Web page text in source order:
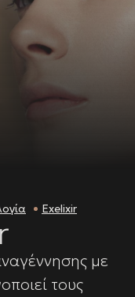
Exelixir
με
τους